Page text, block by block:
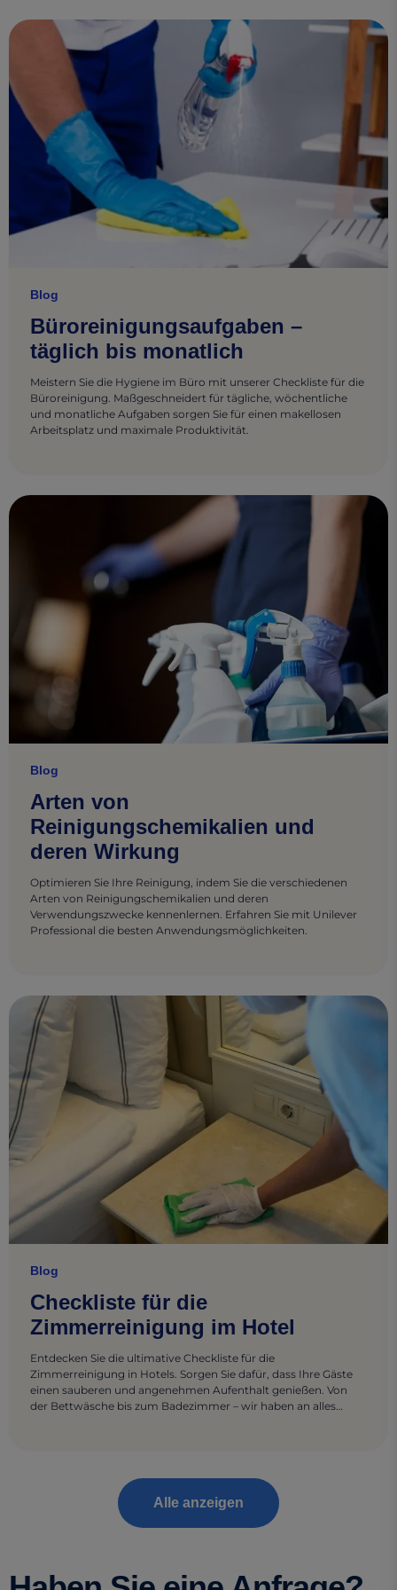
Blog
Büroreinigungsaufgaben –
täglich bis monatlich
Meistern Sie die Hygiene im Büro mit unserer Checkliste für die
Büroreinigung. Maßgeschneidert für tägliche, wöchentliche
und monatliche Aufgaben sorgen Sie für einen makellosen
Arbeitsplatz und maximale Produktivität.
Blog
Arten von
Reinigungschemikalien und
deren Wirkung
Optimieren Sie Ihre Reinigung, indem Sie die verschiedenen
Arten von Reinigungschemikalien und deren
Verwendungszwecke kennenlernen. Erfahren Sie mit Unilever
Professional die besten Anwendungsmöglichkeiten.
Blog
Checkliste für die
Zimmerreinigung im Hotel
Entdecken Sie die ultimative Checkliste für die
Zimmerreinigung in Hotels. Sorgen Sie dafür, dass Ihre Gäste
einen sauberen und angenehmen Aufenthalt genießen. Von
der Bettwäsche bis zum Badezimmer – wir haben an alles
Alle anzeigen